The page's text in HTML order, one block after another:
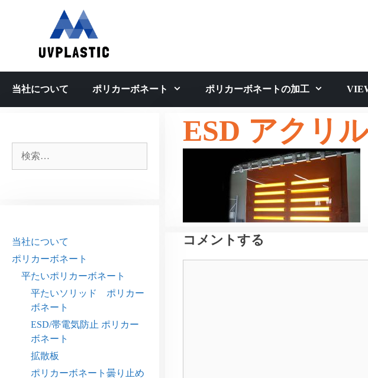
キ
当社について ポリカーボネート ポリカーボネートの加工
ESD アクリル
コメントする
索:
当社について
ポリカーボネート
平たいポリカーボネート
平たいソリッド ポリカー
ボネート
ESD/帯電気防止 ポリカー
ボネート
拡散板
ポリカーボネート曇り止め